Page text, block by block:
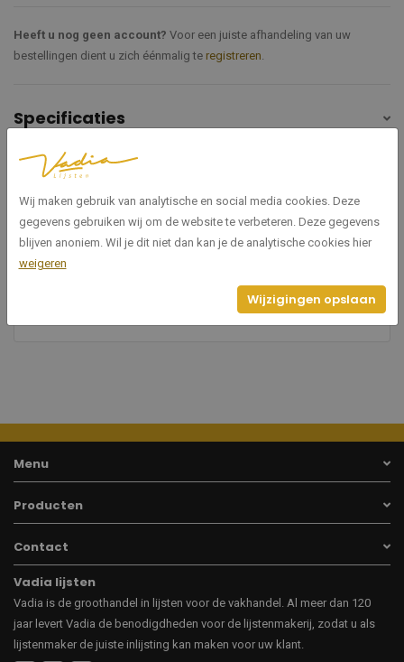
Heeft u nog geen account? Voor een juiste afhandeling van uw
bestellingen dient u zich éénmalig te registreren.
Specificaties
Artikelnummer
Breedte
14
Menu
Producten
Contact
Vadia lijsten
Vadia is de groothandel in lijsten voor de vakhandel. Al meer dan 120
jaar levert Vadia de benodigdheden voor de lijstenmakerij, zodat u als
lijstenmaker de juiste inlijsting kan maken voor uw klant.
Wij maken gebruik van analytische en social media cookies. Deze
gegevens gebruiken wij om de website te verbeteren. Deze gegevens
blijven anoniem. Wil je dit niet dan kan je de analytische cookies hier
weigeren
Wijzigingen opslaan